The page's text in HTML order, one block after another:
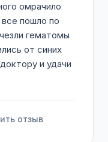
омрачило
пошло по
гематомы
от синих
и удачи
отзыв